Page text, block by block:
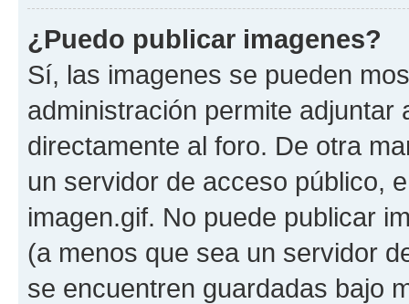
¿Puedo publicar imagenes?
Sí, las imagenes se pueden
administración permite
directamente al foro. De otra
un servidor de acceso público,
imagen.gif. No puede publicar
(a menos que sea un servidor
se encuentren guardadas bajo